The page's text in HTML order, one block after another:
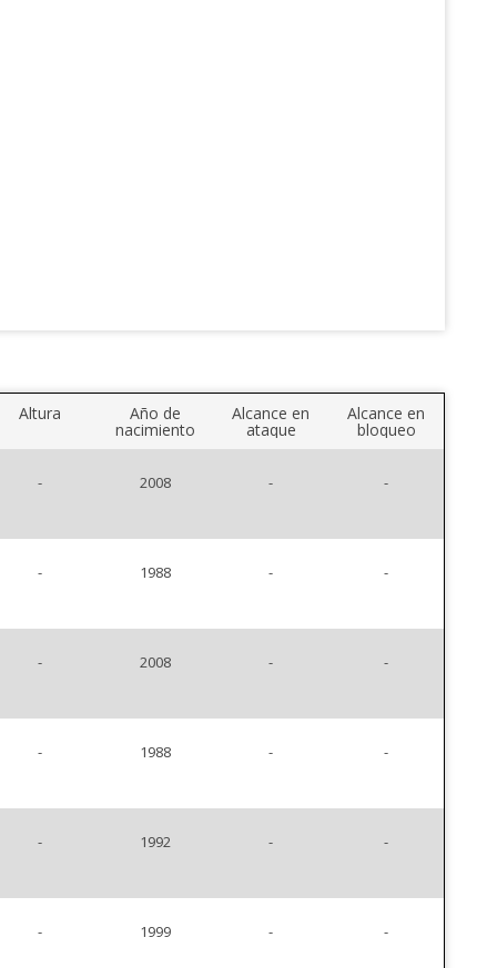
Altura Año de
nacimiento
Alcance en
ataque
Alcance en
bloqueo
- 2008 - -
- 1988 - -
- 2008 - -
- 1988 - -
- 1992 - -
- 1999 - -